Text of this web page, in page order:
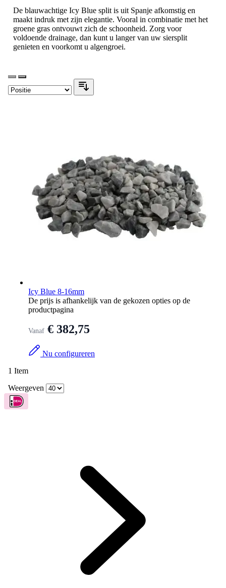
De blauwachtige Icy Blue split is uit Spanje afkomstig en
maakt indruk met zijn elegantie. Vooral in combinatie met het
groene gras ontvouwt zich de schoonheid. Zorg voor
voldoende drainage, dan kunt u langer van uw siersplit
genieten en voorkomt u algengroei.
Icy Blue 8-16mm
De prijs is afhankelijk van de gekozen opties op de
productpagina
Vanaf € 382,75
Nu configureren
1 Item
Weergeven